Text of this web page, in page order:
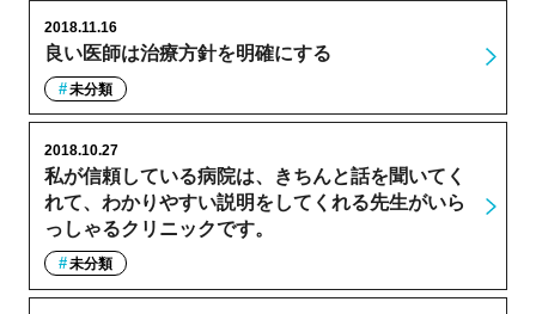
良い医師は治療方針を明確にする
2018.11.16
未分類
私が信頼している病院は、きちんと話を聞いてく
れて、わかりやすい説明をしてくれる先生がいら
っしゃるクリニックです。
2018.10.27
未分類